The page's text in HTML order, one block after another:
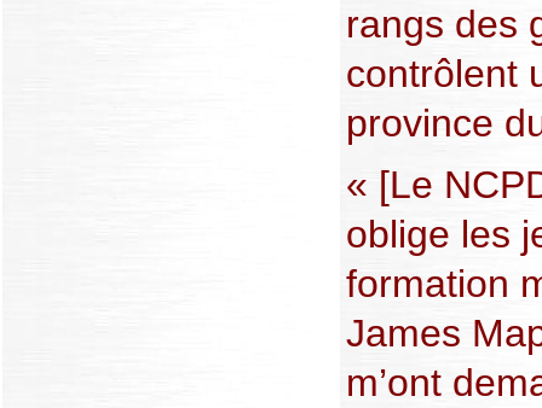
rangs des
contrôlent
province
« [Le
oblige les
formation
James
m’ont